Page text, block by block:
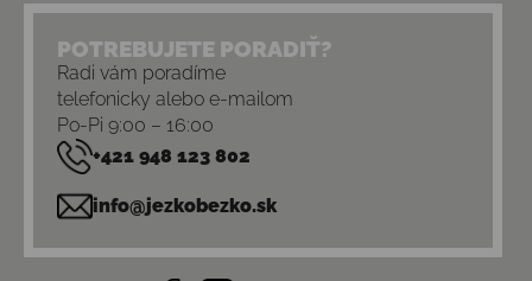
POTREBUJETE PORADIŤ?
Radi vám poradíme
telefonicky alebo e-mailom
Po-Pi 9:00 – 16:00
+421 948 123 802
info@jezkobezko.sk